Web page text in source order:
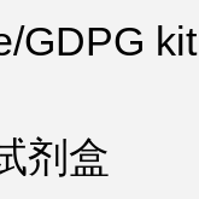
GDPG kit
剂盒